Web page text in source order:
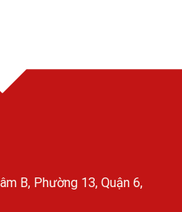
B, Phường 13, Quận 6,